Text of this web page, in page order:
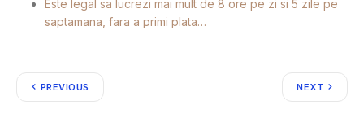
Este legal sa lucrezi mai mult de 8 ore pe zi si 5 zile pe
saptamana, fara a primi plata…
PREVIOUS NEXT